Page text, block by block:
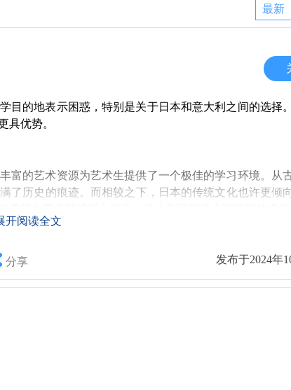
最新
目的地表示困惑，特别是关于日本和意大利之间的选择
具优势。
富的艺术资源为艺术生提供了一个极佳的学习环境。从
了历史的痕迹。而相较之下，日本的传统文化也许更倾
当的王牌课程，这里有很多教授都是业界的权威。此外
很多有志于艺术生涯的同学而言，无疑是一个难得的机
大利的生活消费水平相对比较友好。如果你合理规划，完
氛围十分活跃，丰富的文化活动与社交机会，能让你结
开阅读全文
分享 发布于2024年